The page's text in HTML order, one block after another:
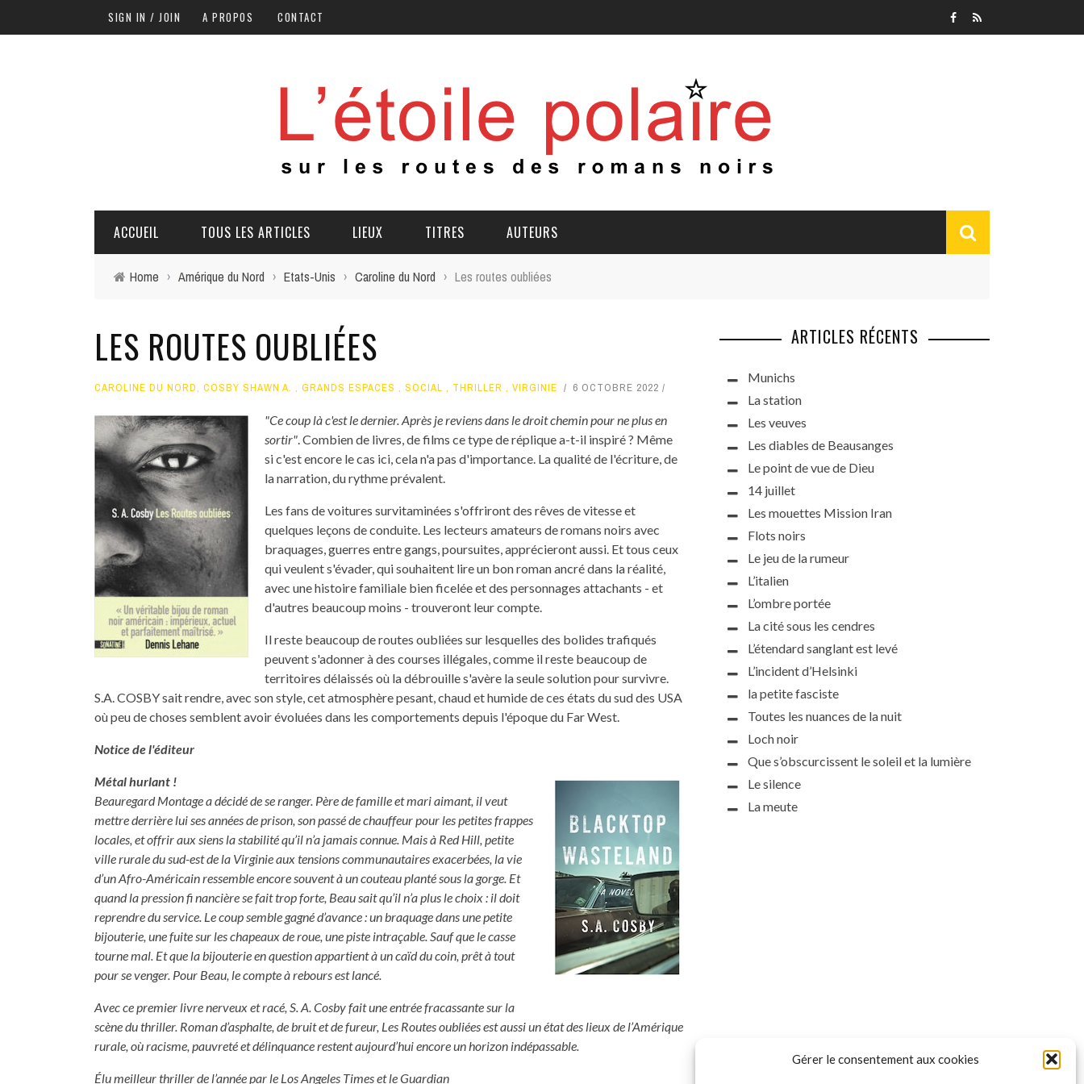
Gérer le consentement aux cookies
SIGN IN / JOIN A PROPOS CONTACT
ACCUEIL TOUS LES ARTICLES LIEUX TITRES AUTEURS
Home › Amérique du Nord › Etats-Unis › Caroline du Nord › Les routes oubliées
LES ROUTES OUBLIÉES
CAROLINE DU NORD, COSBY SHAWN A. , GRANDS ESPACES , SOCIAL , THRILLER , VIRGINIE 6 OCTOBRE 2022
"Ce coup là c'est le dernier. Après je reviens dans le droit chemin pour ne plus en
sortir". Combien de livres, de films ce type de réplique a-t-il inspiré ? Même
si c'est encore le cas ici, cela n'a pas d'importance. La qualité de l'écriture, de
la narration, du rythme prévalent.
Les fans de voitures survitaminées s'offriront des rêves de vitesse et
quelques leçons de conduite. Les lecteurs amateurs de romans noirs avec
braquages, guerres entre gangs, poursuites, apprécieront aussi. Et tous ceux
qui veulent s'évader, qui souhaitent lire un bon roman ancré dans la réalité,
avec une histoire familiale bien ficelée et des personnages attachants - et
d'autres beaucoup moins - trouveront leur compte.
Il reste beaucoup de routes oubliées sur lesquelles des bolides trafiqués
peuvent s'adonner à des courses illégales, comme il reste beaucoup de
territoires délaissés où la débrouille s'avère la seule solution pour survivre.
S.A. COSBY sait rendre, avec son style, cet atmosphère pesant, chaud et humide de ces états du sud des USA
où peu de choses semblent avoir évoluées dans les comportements depuis l'époque du Far West.
Notice de l'éditeur
Métal hurlant !
Beauregard Montage a décidé de se ranger. Père de famille et mari aimant, il veut
mettre derrière lui ses années de prison, son passé de chauffeur pour les petites frappes
locales, et offrir aux siens la stabilité qu’il n’a jamais connue. Mais à Red Hill, petite
ville rurale du sud-est de la Virginie aux tensions communautaires exacerbées, la vie
d’un Afro-Américain ressemble encore souvent à un couteau planté sous la gorge. Et
quand la pression fi nancière se fait trop forte, Beau sait qu’il n’a plus le choix : il doit
reprendre du service. Le coup semble gagné d’avance : un braquage dans une petite
bijouterie, une fuite sur les chapeaux de roue, une piste intraçable. Sauf que le casse
tourne mal. Et que la bijouterie en question appartient à un caïd du coin, prêt à tout
pour se venger. Pour Beau, le compte à rebours est lancé.
Avec ce premier livre nerveux et racé, S. A. Cosby fait une entrée fracassante sur la
scène du thriller. Roman d’asphalte, de bruit et de fureur, Les Routes oubliées est aussi un état des lieux de l’Amérique
rurale, où racisme, pauvreté et délinquance restent aujourd’hui encore un horizon indépassable.
Élu meilleur thriller de l’année par le Los Angeles Times et le Guardian
ARTICLES RÉCENTS
Munichs
La station
Les veuves
Les diables de Beausanges
Le point de vue de Dieu
14 juillet
Les mouettes Mission Iran
Flots noirs
Le jeu de la rumeur
L’italien
L’ombre portée
La cité sous les cendres
L’étendard sanglant est levé
L’incident d’Helsinki
la petite fasciste
Toutes les nuances de la nuit
Loch noir
Que s’obscurcissent le soleil et la lumière
Le silence
La meute